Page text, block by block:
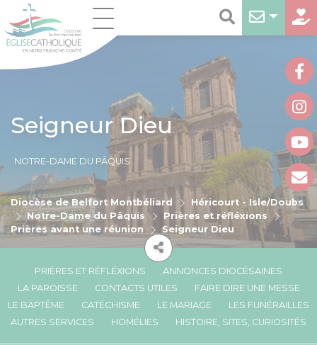
Seigneur Dieu
NOTRE-DAME DU PÂQUIS
Diocèse de Belfort Montbéliard
Héricourt - Isle/Doubs
Notre-Dame du Pâquis
Prières et réfléxions
Prières avant une réunion
Seigneur Dieu
PRIÈRES ET RÉFLÉXIONS
ANNONCES DIOCÉSAINES
LA PAROISSE
CONTACTS UTILES
FAIRE DIRE UNE MESSE
LE BAPTÊME
CATÉCHISME LE MARIAGE
LES FUNÉRAILLES
AUTRES SERVICES
HOMÉLIES HISTOIRE, SITES, CURIOSITÉS